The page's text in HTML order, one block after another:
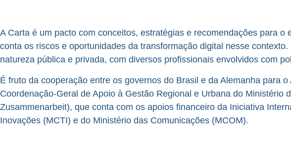
A Carta é um pacto com conceitos, estratégias e recomendações para
conta os riscos e oportunidades da transformação digital nesse
natureza pública e privada, com diversos profissionais envolvidos com
É fruto da cooperação entre os governos do Brasil e da Alemanha para
Coordenação-Geral de Apoio à Gestão Regional e Urbana do
Zusammenarbeit), que conta com os apoios financeiro da Iniciativa
Inovações (MCTI) e do Ministério das Comunicações (MCOM).